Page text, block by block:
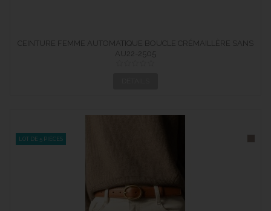
CEINTURE FEMME AUTOMATIQUE BOUCLE CRÉMAILLÈRE SANS
TROUS...
AU22-2505
LOT DE 5 PIÈCES